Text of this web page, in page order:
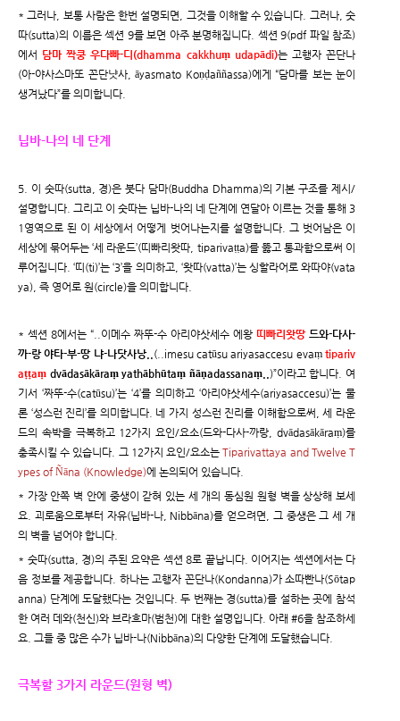
* 그러나, 보통 사람은 한번 설명되면, 그것을 이해할 수 있습니다. 그러나, 숫
따(sutta)의 이름은 섹션 9를 보면 아주 분명해집니다. 섹션 9(pdf 파일 참조)
에서 담마 짝쿵 우다빠-디(dhamma cakkhuṃ udapādi)는 고행자 꼰단나
(아-야사스마또 꼰단냣사, āyasmato Koṇḍaññassa)에게 “담마를 보는 눈이
생겨났다”를 의미합니다.
닙바-나의 네 단계
5. 이 숫따(sutta, 경)은 붓다 담마(Buddha Dhamma)의 기본 구조를 제시/
설명합니다. 그리고 이 숫따는 닙바-나의 네 단계에 연달아 이르는 것을 통해 3
1영역으로 된 이 세상에서 어떻게 벗어나는지를 설명합니다. 그 벗어남은 이
세상에 묶어두는 ‘세 라운드’(띠빠리왓따, tiparivaṭṭa)를 뚫고 통과함으로써 이
루어집니다. ‘띠(ti)’는 ‘3’을 의미하고, ‘왓따(vatta)’는 싱할라어로 와따야(vata
ya), 즉 영어로 원(circle)을 의미합니다.
* 섹션 8에서는 “..이메수 짜뚜-수 아리야삿세수 에왕 띠빠리왓땅드와-다사-
까-랑 야타-부-땅 냐-나닷사낭.. (..imesu catūsu ariyasaccesu evaṃtipariv
aṭṭaṃ dvādasākāraṃ yathābhūtaṃ ñāṇadassanaṃ.. )”이라고 합니다. 여
기서 ‘짜뚜-수(catūsu)’는 ‘4’를 의미하고 ‘아리야삿세수(ariyasaccesu)’는 물
론 ‘성스런 진리’를 의미합니다. 네 가지 성스런 진리를 이해함으로써, 세 라운
드의 속박을 극복하고 12가지 요인/요소(드와-다사-까랑, dvādasākāraṃ)를
충족시킬 수 있습니다. 그 12가지 요인/요소는Tiparivattaya and Twelve T
ypes of Ñāna (Knowledge)에 논의되어 있습니다.
* 가장 안쪽 벽 안에 중생이 갇혀 있는 세 개의 동심원 원형 벽을 상상해 보세
요. 괴로움으로부터 자유(닙바-나, Nibbāna)를 얻으려면, 그 중생은 그 세 개
의 벽을 넘어야 합니다.
* 숫따(sutta, 경)의 주된 요약은 섹션 8로 끝납니다. 이어지는 섹션에서는 다
음 정보를 제공합니다. 하나는 고행자 꼰단나(Kondanna)가 소따빤나(Sōtap
anna) 단계에 도달했다는 것입니다. 두 번째는 경(sutta)를 설하는 곳에 참석
한 여러 데와(천신)와 브라흐마(범천)에 대한 설명입니다. 아래 #6을 참조하세
요. 그들 중 많은 수가 닙바-나(Nibbāna)의 다양한 단계에 도달했습니다.
극복할 3가지 라운드(원형 벽)